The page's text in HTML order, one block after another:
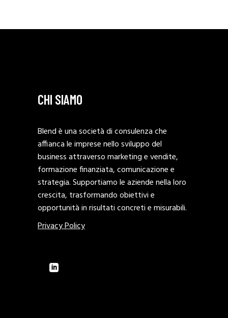
CHI SIAMO
Blend è una società di consulenza che
affianca le imprese nello sviluppo del
business attraverso marketing e vendite,
formazione finanziata, comunicazione e
strategia. Supportiamo le aziende nella loro
crescita, trasformando obiettivi e
opportunità in risultati concreti e misurabili.
Privacy Policy